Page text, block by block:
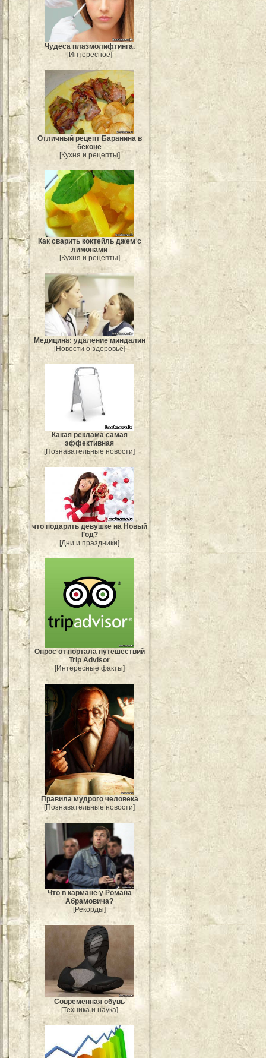
Чудеса плазмолифтинга.
[Интересное]
Отличный рецепт Баранина в
беконе
[Кухня и рецепты]
Как сварить коктейль джем с
лимонами
[Кухня и рецепты]
Медицина: удаление миндалин
[Новости о здоровье]
Какая реклама самая
эффективная
[Познавательные новости]
что подарить девушке на Новый
Год?
[Дни и праздники]
Опрос от портала путешествий
Trip Advisor
[Интересные факты]
Правила мудрого человека
[Познавательные новости]
Что в кармане у Романа
Абрамовича?
[Рекорды]
Современная обувь
[Техника и наука]